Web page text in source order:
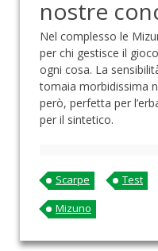
nostre
Nel complesso le
per chi gestisce il
ogni cosa. La
tomaia morbidissima
però, perfetta per
per il sintetico.
Scarpe
Test
Mizuno